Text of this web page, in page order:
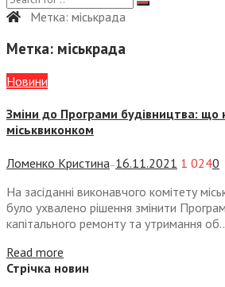
Метка: міськрада
Метка: міськрада
Новини
Зміни до Програми будівництва: що
міськвиконком
Ломенко Кристина — 16.11.2021 1 0240
На засіданні виконавчого комітету
було ухвалено рішення змінити
капітального ремонту та утримання
Read more
Стрічка новин